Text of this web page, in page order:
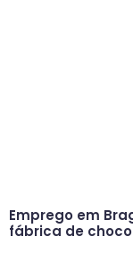
Emprego em
fábrica de